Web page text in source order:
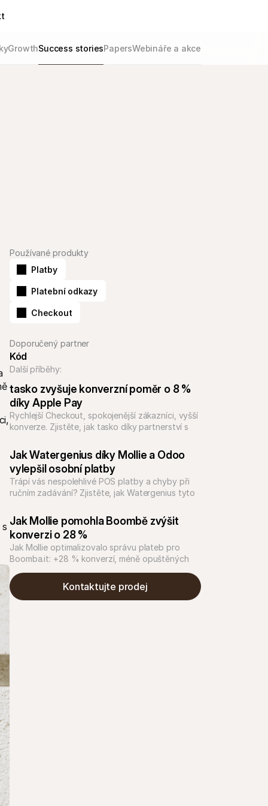
GrowthSuccess storiesPapersWebináře a akce
Používané produkty
Platby
Platební odkazy
Checkout
Doporučený partner
Kód
Další příběhy:
tasko zvyšuje konverzní poměr o 8 %
díky Apple Pay
Rychlejší Checkout, spokojenější zákazníci, vyšší
konverze. Zjistěte, jak tasko díky partnerství s
Pay.
Jak Watergenius díky Mollie a Odoo
vylepšil osobní platby
Trápí vás nespolehlivé POS platby a chyby při
ručním zadávání? Zjistěte, jak Watergenius tyto
Jak Mollie pomohla Boombě zvýšit
konverzi o 28 %
Jak Mollie optimalizovalo správu plateb pro
Boomba.it: +28 % konverzí, méně opuštěných
jeho technologického e-shopu.
Kontaktujte prodej